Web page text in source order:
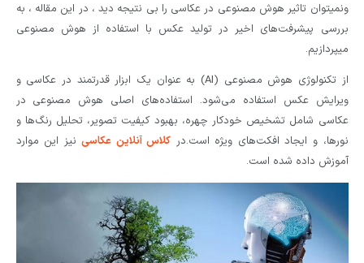
ونمیتوان تاثیر هوش مصنوعی در عکاسی را بی نتیجه دید ، در این مقاله ، به
بررسی پیشرفت‌های اخیر در تولید عکس با استفاده از هوش مصنوعی
میپردازیم.
از تکنولوژی هوش مصنوعی (AI) به عنوان یک ابزار قدرتمند در عکاسی و
ویرایش عکس استفاده می‌شود. استفاده‌های اصلی هوش مصنوعی در
عکاسی شامل تشخیص خودکار چهره، بهبود کیفیت تصویر، تحلیل رنگ‌ها و
نورها، و ایجاد افکت‌های ویژه است.در کلاس آنلاین عکاسینیز این موارد
آموزش داده شده است.